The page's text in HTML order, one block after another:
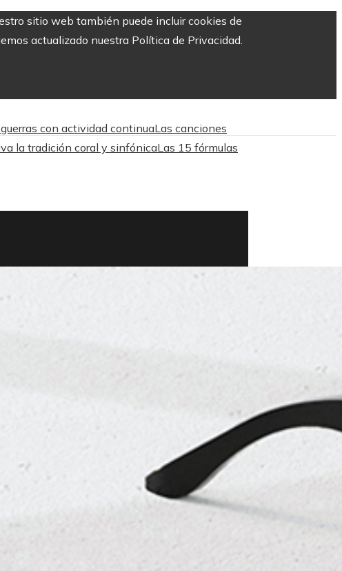
sitio web también puede incluir cookies de
actualizado nuestra Política de Privacidad.
con actividad continuaLas canciones
la tradición coral y sinfónicaLas 15 fórmulas